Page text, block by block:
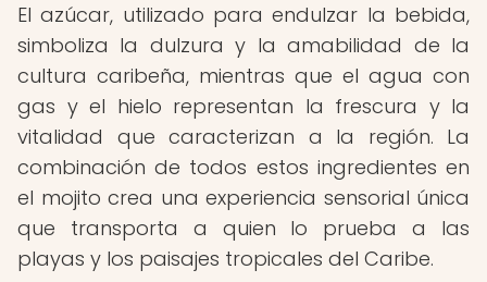
El azúcar, utilizado para endulzar la bebida,
simboliza la dulzura y la amabilidad de la
cultura caribeña, mientras que el agua con
gas y el hielo representan la frescura y la
vitalidad que caracterizan a la región. La
combinación de todos estos ingredientes en
el mojito crea una experiencia sensorial única
que transporta a quien lo prueba a las
playas y los paisajes tropicales del Caribe.